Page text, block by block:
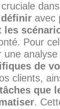
définir avec
les
Pour
une
de
clients,
tâches que
.